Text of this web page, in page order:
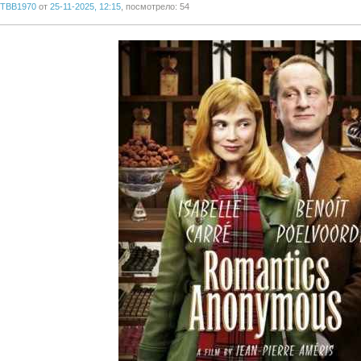
TBB1970 от 25-11-2025, 12:15 , посмотрело: 54